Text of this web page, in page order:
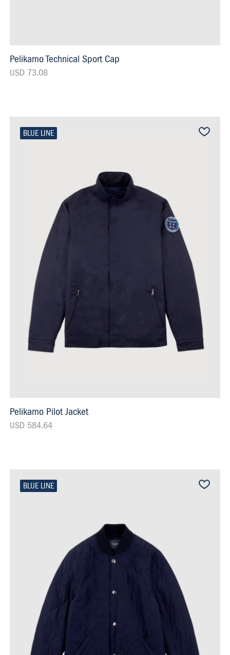
Pelikamo Technical Sport Cap
USD 73.08
BLUE LINE
Pelikamo Pilot Jacket
USD 584.64
BLUE LINE